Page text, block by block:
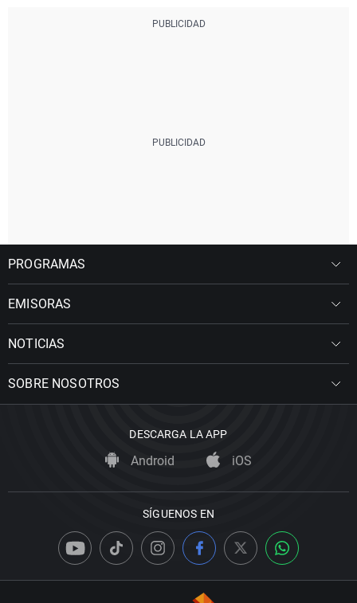
PROGRAMAS
EMISORAS
NOTICIAS
SOBRE NOSOTROS
DESCARGA LA APP
Android iOS
SÍGUENOS EN